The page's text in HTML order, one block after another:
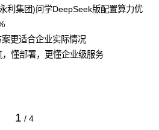
利集团)问学DeepSeek版配置算力优
更适合企业实际情况
懂部署，更懂企业级服务
1 / 4